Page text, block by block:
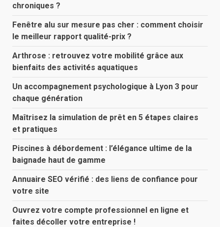
chroniques ?
Fenêtre alu sur mesure pas cher : comment choisir
le meilleur rapport qualité-prix ?
Arthrose : retrouvez votre mobilité grâce aux
bienfaits des activités aquatiques
Un accompagnement psychologique à Lyon 3 pour
chaque génération
Maîtrisez la simulation de prêt en 5 étapes claires
et pratiques
Piscines à débordement : l’élégance ultime de la
baignade haut de gamme
Annuaire SEO vérifié : des liens de confiance pour
votre site
Ouvrez votre compte professionnel en ligne et
faites décoller votre entreprise !